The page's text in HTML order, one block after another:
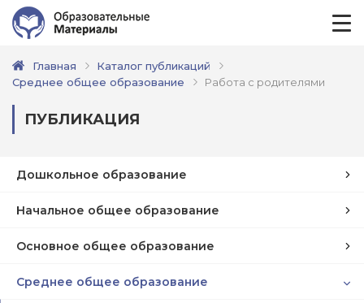
Главная
Каталог публикаций
Среднее общее образование
Работа с родителями
ПУБЛИКАЦИЯ
Дошкольное образование
Начальное общее образование
Основное общее образование
Среднее общее образование